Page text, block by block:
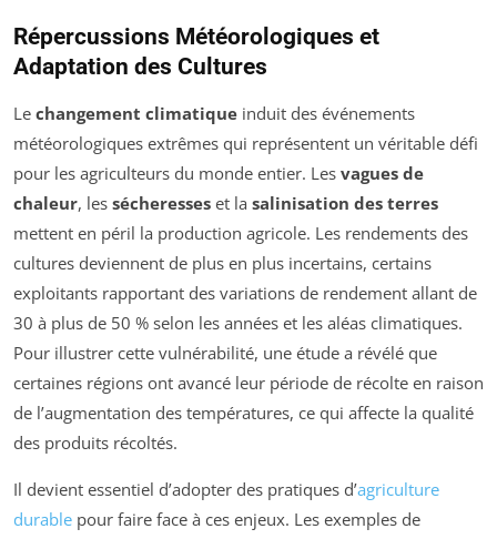
Répercussions Météorologiques et
Adaptation des Cultures
Le changement climatique induit des événements
météorologiques extrêmes qui représentent un véritable défi
pour les agriculteurs du monde entier. Les vagues de
chaleur, les sécheresses et la salinisation des terres
mettent en péril la production agricole. Les rendements des
cultures deviennent de plus en plus incertains, certains
exploitants rapportant des variations de rendement allant de
30 à plus de 50 % selon les années et les aléas climatiques.
Pour illustrer cette vulnérabilité, une étude a révélé que
certaines régions ont avancé leur période de récolte en raison
de l’augmentation des températures, ce qui affecte la qualité
des produits récoltés.
Il devient essentiel d’adopter des pratiques d’agriculture
durable pour faire face à ces enjeux. Les exemples de